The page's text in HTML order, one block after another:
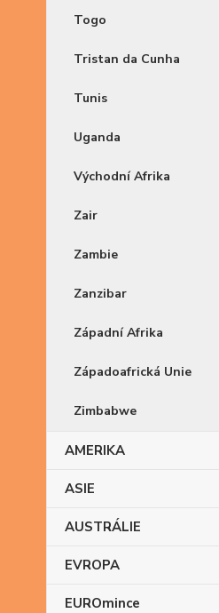
Togo
Tristan da Cunha
Tunis
Uganda
Východní Afrika
Zair
Zambie
Zanzibar
Západní Afrika
Západoafrická Unie
Zimbabwe
AMERIKA
ASIE
AUSTRÁLIE
EVROPA
EUROmince